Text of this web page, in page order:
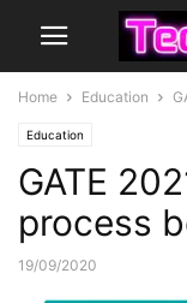
Home Education
Education
GATE
process
19/09/2020